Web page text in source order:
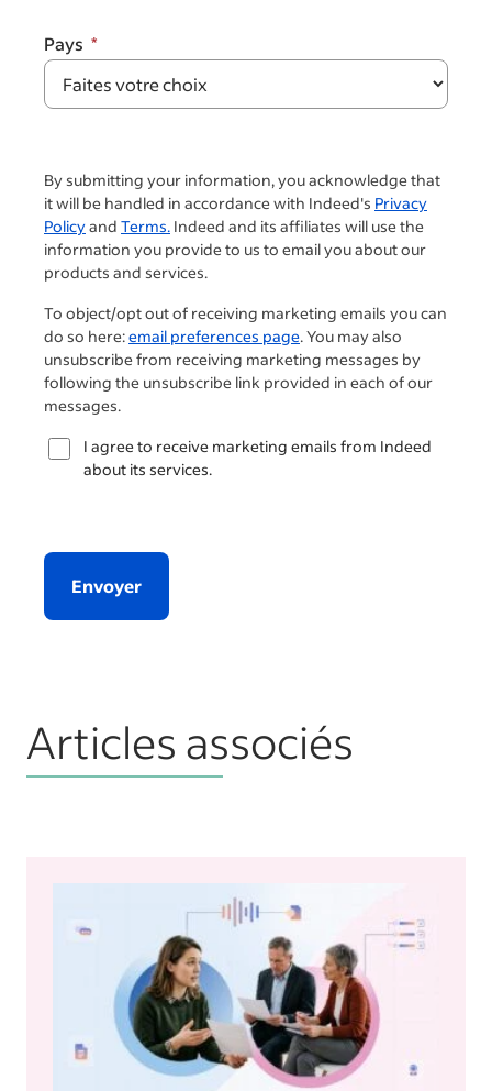
Pays
By submitting your information, you acknowledge that
it will be handled in accordance with Indeed's Privacy
Policyand Terms. Indeed and its affiliates will use the
information you provide to us to email you about our
products and services.
To object/opt out of receiving marketing emails you can
do so here:email preferences page. You may also
unsubscribe from receiving marketing messages by
following the unsubscribe link provided in each of our
messages.
I agree to receive marketing emails from Indeed
about its services.
Envoyer
Articles associés